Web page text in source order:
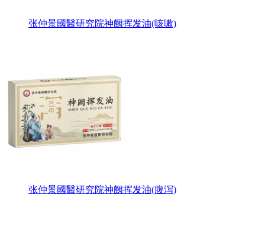
张仲景國醫研究院神阙挥发油(咳嗽)
张仲景國醫研究院神阙挥发油(腹泻)